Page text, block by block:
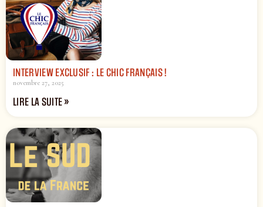
INTERVIEW EXCLUSIF : LE CHIC FRANÇAIS !
novembre 27, 2025
LIRE LA SUITE »